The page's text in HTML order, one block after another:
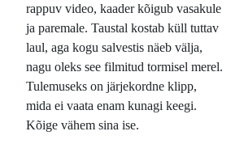
rappuv video, kaader kõigub vasakule
ja paremale. Taustal kostab küll tuttav
laul, aga kogu salvestis näeb välja,
nagu oleks see filmitud tormisel merel.
Tulemuseks on järjekordne klipp,
mida ei vaata enam kunagi keegi.
Kõige vähem sina ise.